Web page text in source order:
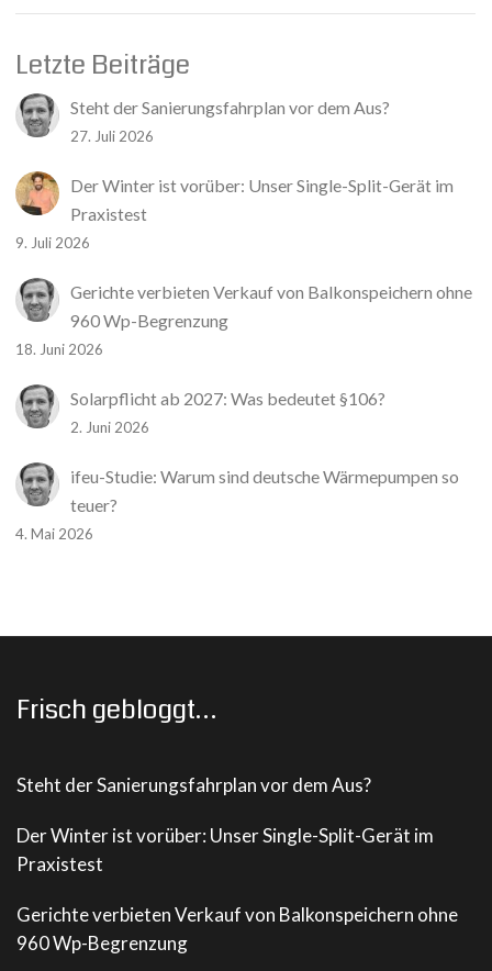
Letzte Beiträge
Steht der Sanierungsfahrplan vor dem Aus?
27. Juli 2026
Der Winter ist vorüber: Unser Single-Split-Gerät im
Praxistest
9. Juli 2026
Gerichte verbieten Verkauf von Balkonspeichern ohne
960 Wp-Begrenzung
18. Juni 2026
Solarpflicht ab 2027: Was bedeutet §106?
2. Juni 2026
ifeu-Studie: Warum sind deutsche Wärmepumpen so
teuer?
4. Mai 2026
Frisch gebloggt…
Steht der Sanierungsfahrplan vor dem Aus?
Der Winter ist vorüber: Unser Single-Split-Gerät im
Praxistest
Gerichte verbieten Verkauf von Balkonspeichern ohne
960 Wp-Begrenzung